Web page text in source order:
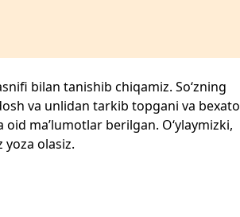
bilan tanishib chiqamiz. So‘zning
va unlidan tarkib topgani va bexato
ma’lumotlar berilgan. O‘ylaymizki,
yoza olasiz.